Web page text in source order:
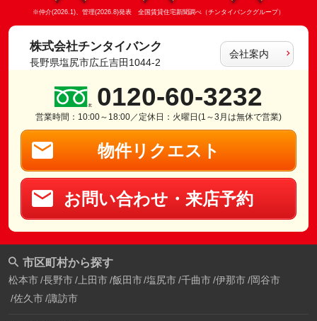
※仲介(2026.1)、管理(2026.8)発表 全国賃貸住宅新聞調べ（チンタイバンクグループ）
株式会社チンタイバンク
長野県塩尻市広丘吉田1044-2
会社案内
0120-60-3232
営業時間：10:00～18:00／定休日：火曜日(1～3月は無休で営業)
物件リクエスト
お問い合わせ・来店予約
市区町村から探す
松本市 長野市 上田市 飯田市 塩尻市 千曲市 伊那市 岡谷市
佐久市 諏訪市